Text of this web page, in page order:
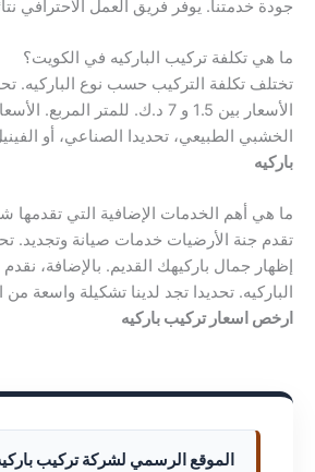
جودة خدمتنا. يوفر فريق العمل الاحترافي
ما هي تكلفة تركيب الباركيه في الكويت؟
تختلف تكلفة التركيب حسب نوع الباركيه.
الأسعار بين 1.5 و 7 د.ك. للمتر
الخشبي الطبيعي، تحديدا الصناعي، أو
باركيه
ما هي أهم الخدمات الإضافية التي تقدمها
تقدم جنة الأرضيات خدمات صيانة وتجديد.
إظهار جمال باركيهك القديم. بالإضافة،
الباركيه. تحديدا تجد لدينا تشكيلة واسعة من
ارخص اسعار تركيب باركيه
الموقع الرسمي لشركة تركيب